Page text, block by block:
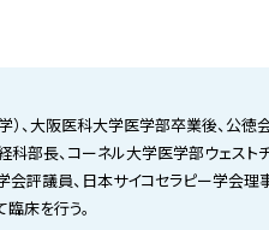
）、大阪医科大学医学部卒業後、公徳
部長、コーネル大学医学部ウェスト
評議員、日本サイコセラピー学会理
床を行う。